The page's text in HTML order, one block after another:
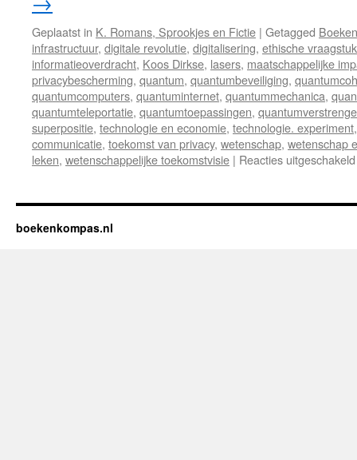
Geplaatst in K. Romans, Sprookjes en Fictie | Getagged
infrastructuur, digitale revolutie, digitalisering, ethische
informatieoverdracht, Koos Dirkse, lasers, maatschappelijke
privacybescherming, quantum, quantumbeveiliging,
quantumcomputers, quantuminternet, quantummechanica,
quantumteleportatie, quantumtoepassingen,
superpositie, technologie en economie, technologie. experiment
communicatie, toekomst van privacy, wetenschap, wetenschap
leken, wetenschappelijke toekomstvisie | Reacties uitgeschakeld
boekenkompas.nl